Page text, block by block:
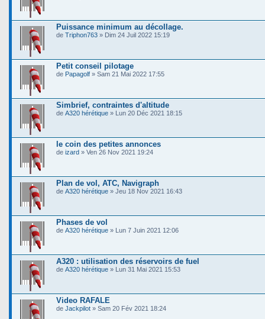
Puissance minimum au décollage.
de Triphon763 » Dim 24 Juil 2022 15:19
Petit conseil pilotage
de Papagolf » Sam 21 Mai 2022 17:55
Simbrief, contraintes d'altitude
de A320 hérétique » Lun 20 Déc 2021 18:15
le coin des petites annonces
de izard » Ven 26 Nov 2021 19:24
Plan de vol, ATC, Navigraph
de A320 hérétique » Jeu 18 Nov 2021 16:43
Phases de vol
de A320 hérétique » Lun 7 Juin 2021 12:06
A320 : utilisation des réservoirs de fuel
de A320 hérétique » Lun 31 Mai 2021 15:53
Video RAFALE
de Jackpilot » Sam 20 Fév 2021 18:24